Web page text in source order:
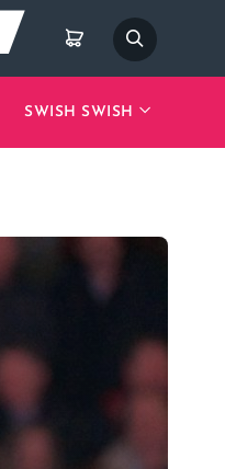
SWISH SWISH